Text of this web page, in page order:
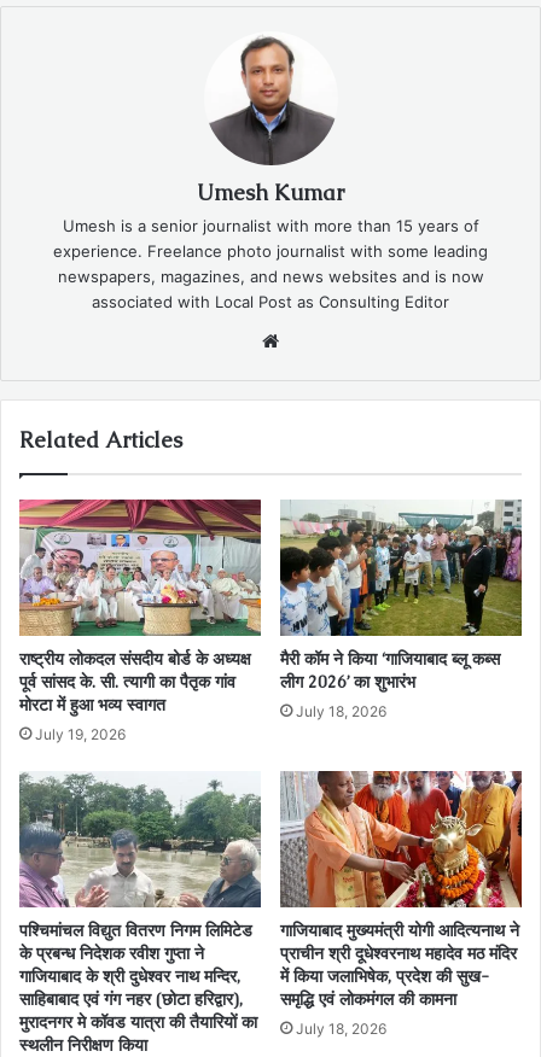
Umesh Kumar
Umesh is a senior journalist with more than 15 years of
experience. Freelance photo journalist with some leading
newspapers, magazines, and news websites and is now
associated with Local Post as Consulting Editor
Related Articles
राष्ट्रीय लोकदल संसदीय बोर्ड के अध्यक्ष
पूर्व सांसद के. सी. त्यागी का पैतृक गांव
मोरटा में हुआ भव्य स्वागत
July 19, 2026
मैरी कॉम ने किया ‘गाजियाबाद ब्लू कब्स
लीग 2026’ का शुभारंभ
July 18, 2026
पश्चिमांचल विद्युत वितरण निगम लिमिटेड
के प्रबन्ध निदेशक रवीश गुप्ता ने
गाजियाबाद के श्री दुधेश्वर नाथ मन्दिर,
साहिबाबाद एवं गंग नहर (छोटा हरिद्वार),
मुरादनगर मे कॉवड यात्रा की तैयारियों का
स्थलीन निरीक्षण किया
गाजियाबाद मुख्यमंत्री योगी आदित्यनाथ ने
प्राचीन श्री दूधेश्वरनाथ महादेव मठ मंदिर
में किया जलाभिषेक, प्रदेश की सुख-
समृद्धि एवं लोकमंगल की कामना
July 18, 2026